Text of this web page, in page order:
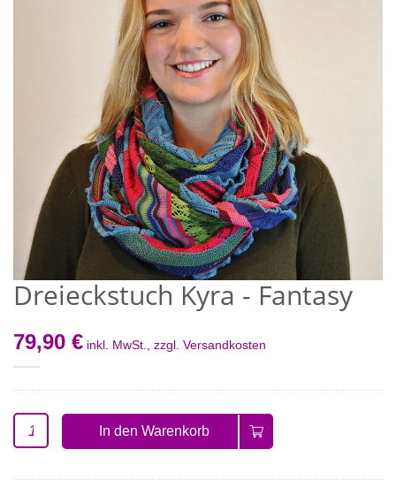
Dreieckstuch Kyra - Fantasy
79,90 € inkl. MwSt., zzgl. Versandkosten
In den Warenkorb